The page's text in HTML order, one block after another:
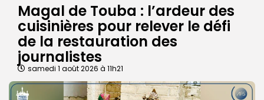
Magal de Touba : l’ardeur des
cuisinières pour relever le défi
de la restauration des
journalistes
samedi 1 août 2026 à 11h21